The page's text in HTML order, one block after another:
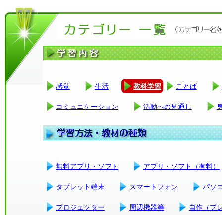
感覚 生活 教科学習 ことば
コミュニケーション 活動への見通し
無料アプリ・ソフト アプリ・ソフト（有料）
タブレット端末 スマートフォン パソ
プロジェクター 周辺機器等 自作（プ